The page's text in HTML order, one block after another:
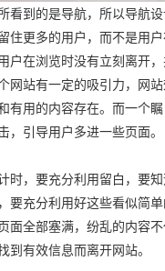
看到的是导航，所以导航
住更多的用户，而不是用
户在浏览时没有立刻离开
网站有一定的吸引力，网站
有用的内容存在。而一个
，引导用户多进一些页面。
时，要充分利用留白，要
要充分利用好这些看似简
面全部塞满，纷乱的内容
到有效信息而离开网站。